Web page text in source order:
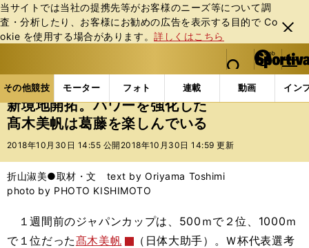
当サイトでは当社の提携先等がお客様のニーズ等について調
査・分析したり、お客様にお勧めの広告を表⽰する⽬的で Co
okie を使⽤する場合があります。詳しくはこちら
閉じ
る
web Sportiva (webスポルティーバ)
検索
マイペ
ー
ジ
メニュ
その他競技 モーター フォト 連載 動画 イン
ス
ポ
ル
バ
その他競技の記事一覧 その他競技 冬季競技 新
新境地開拓。パワーを強化した
髙木美帆は葛藤を楽しんでいる
2018年10月30日 14:55 公開 2018年10月30日 14:59 更新
折山淑美●取材・文 text by Oriyama Toshimi
photo by PHOTO KISHIMOTO
１週間前のジャパンカップは、500ｍで２位、1000ｍ
で１位だった髙木美帆
（日体大助手）。Ｗ杯代表選考